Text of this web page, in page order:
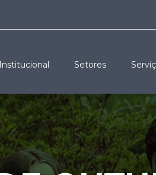
Institucional Setores